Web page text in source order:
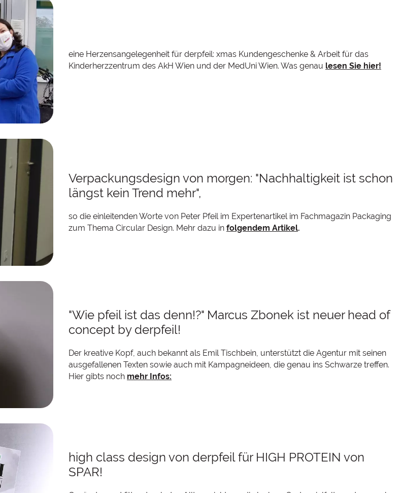
eine Herzensangelegenheit für derpfeil: xmas Kundengeschenke & Arbeit für das
Kinderherzzentrum des AkH Wien und der MedUni Wien. Was genau lesen Sie hier!
Verpackungsdesign von morgen: "Nachhaltigkeit ist schon
längst kein Trend mehr",
so die einleitenden Worte von Peter Pfeil im Expertenartikel im Fachmagazin Packaging
zum Thema Circular Design. Mehr dazu in folgendem Artikel.
"Wie pfeil ist das denn!?" Marcus Zbonek ist neuer head of
concept by derpfeil!
Der kreative Kopf, auch bekannt als Emil Tischbein, unterstützt die Agentur mit seinen
ausgefallenen Texten sowie auch mit Kampagneideen, die genau ins Schwarze treffen.
Hier gibts noch mehr Infos:
high class design von derpfeil für HIGH PROTEIN von
SPAR!